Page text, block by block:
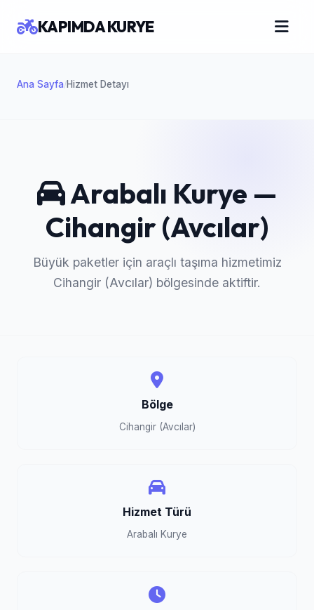
Ana Sayfa/Hizmet Detayı
KAPIMDA KURYE
Arabalı Kurye —
Cihangir (Avcılar)
Büyük paketler için araçlı taşıma hizmetimiz
Cihangir (Avcılar) bölgesinde aktiftir.
Bölge
Cihangir (Avcılar)
Hizmet Türü
Arabalı Kurye